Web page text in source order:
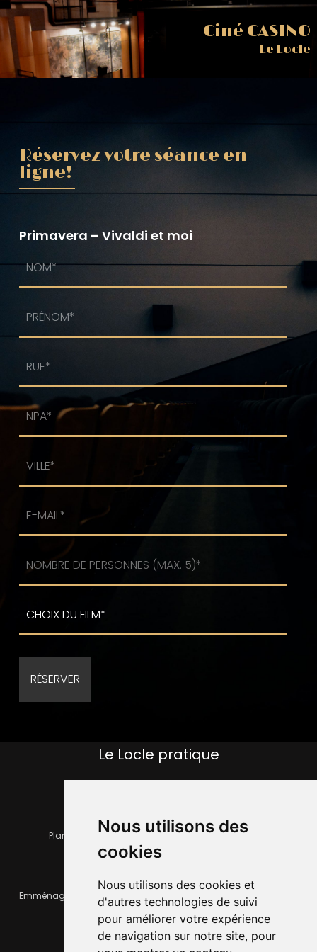
Nous utilisons des
cookies
Nous utilisons des cookies et
d'autres technologies de suivi
pour améliorer votre expérience
de navigation sur notre site, pour
Ciné CASINO
Le Locle
Réservez votre séance en
ligne!
Primavera – Vivaldi et moi
Le Locle pratique
Plan de la ville Horaires et services communaux
Emménager ou déménager Infos pratiques